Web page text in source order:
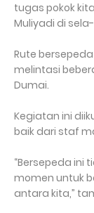
tugas pokok
Muliyadi di
Rute
melintasi
Dumai.
Kegiatan ini
baik dari staf
“Bersepeda ini
momen untuk
antara kita,”